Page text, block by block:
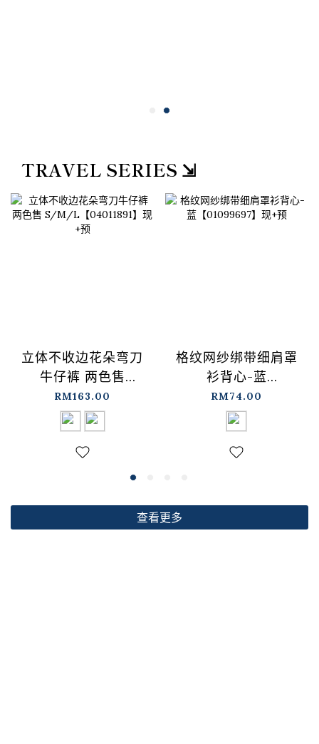
TRAVEL SERIES ⇲
立体不收边花朵弯刀
牛仔裤 两色售
S/M/L【04011891】
现+预
RM163.00
格纹网纱绑带细肩罩
衫背心-蓝
【01099697】现+预
RM74.00
查看更多